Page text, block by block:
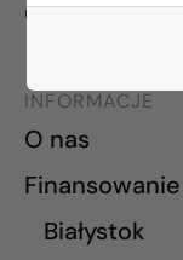
02-765
INFORMACJE
O nas
Finansowanie
Białystok